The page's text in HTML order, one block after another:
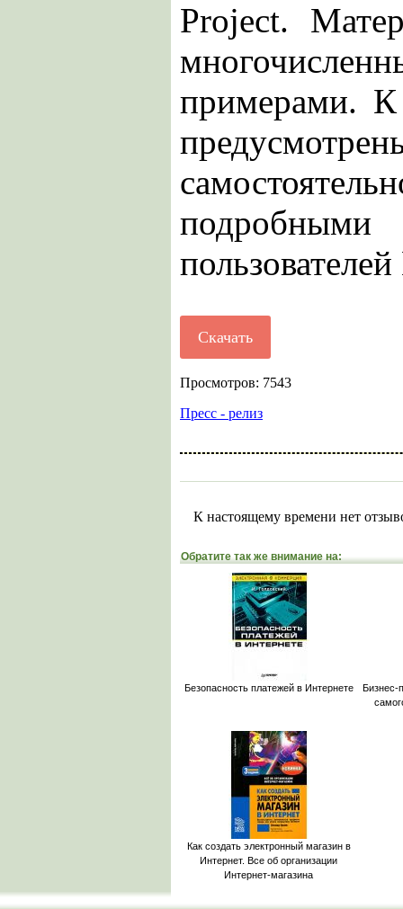
Project.
примерами. К
Скачать
Просмотров: 7543
Пресс - релиз
К настоящему времени нет
Обратите так же внимание на:
Безопасность платежей в Интернете
Бизнес-
Как создать электронный магазин в
Интернет. Все об организации
Интернет-магазина